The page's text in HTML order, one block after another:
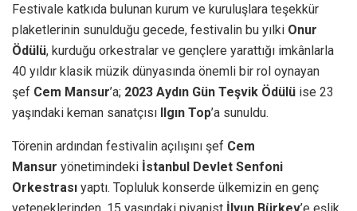
Festivale katkıda bulunan kurum ve kuruluşlara teşekkür
plaketlerinin sunulduğu gecede, festivalin bu yılki Onur
Ödülü, kurduğu orkestralar ve gençlere yarattığı imkânlarla
40 yıldır klasik müzik dünyasında önemli bir rol oynayan
şef Cem Mansur’a; 2023 Aydın Gün Teşvik Ödülü ise 23
yaşındaki keman sanatçısı Ilgın Top’a sunuldu.
Törenin ardından festivalin açılışını şef Cem
Mansur yönetimindeki İstanbul Devlet Senfoni
Orkestrası yaptı. Topluluk konserde ülkemizin en genç